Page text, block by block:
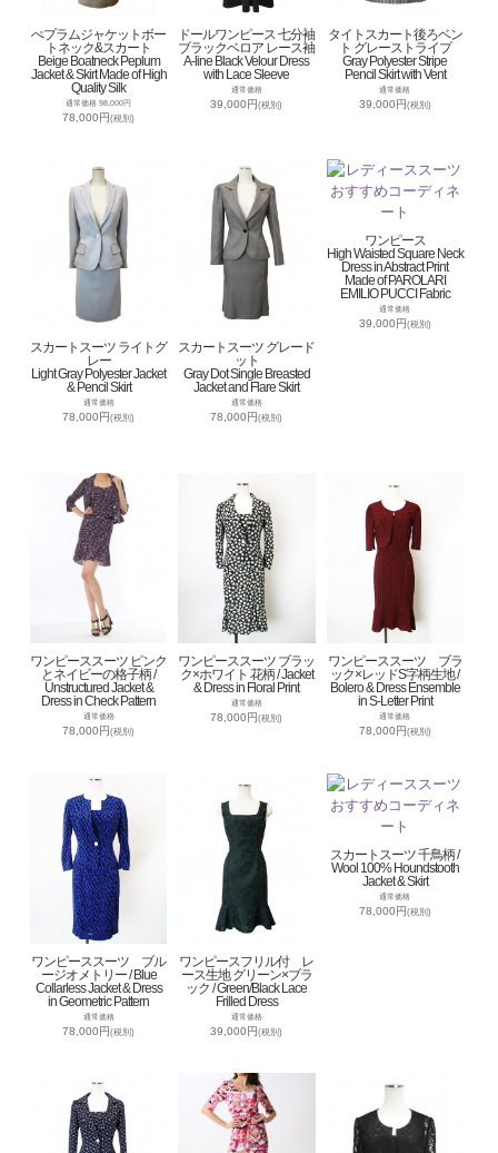
ぺプラムジャケットボー
トネック&スカート
Beige Boatneck Peplum
Jacket & Skirt Made of High
Quality Silk
通常価格 98,000円
78,000円(税別)
ドールワンピース 七分袖
ブラックベロア レース袖
A-line Black Velour Dress
with Lace Sleeve
通常価格
39,000円(税別)
タイトスカート後ろベン
ト グレーストライプ
Gray Polyester Stripe
Pencil Skirt with Vent
通常価格
39,000円(税別)
スカートスーツ ライトグ
レー
Light Gray Polyester Jacket
& Pencil Skirt
通常価格
78,000円(税別)
スカートスーツ グレード
ット
Gray Dot Single Breasted
Jacket and Flare Skirt
通常価格
78,000円(税別)
ワンピース
High Waisted Square Neck
Dress in Abstract Print
Made of PAROLARI
EMILIO PUCCI Fabric
通常価格
39,000円(税別)
ワンピーススーツ ピンク
とネイビーの格子柄 /
Unstructured Jacket &
Dress in Check Pattern
通常価格
78,000円(税別)
ワンピーススーツ ブラッ
ク×ホワイト 花柄 / Jacket
& Dress in Floral Print
通常価格
78,000円(税別)
ワンピーススーツ ブラ
ック×レッドS字柄生地 /
Bolero & Dress Ensemble
in S-Letter Print
通常価格
78,000円(税別)
ワンピーススーツ ブル
ージオメトリー / Blue
Collarless Jacket & Dress
in Geometric Pattern
通常価格
78,000円(税別)
ワンピースフリル付 レ
ース生地 グリーン×ブラ
ック / Green/Black Lace
Frilled Dress
通常価格
39,000円(税別)
スカートスーツ 千鳥柄 /
Wool 100% Houndstooth
Jacket & Skirt
通常価格
78,000円(税別)